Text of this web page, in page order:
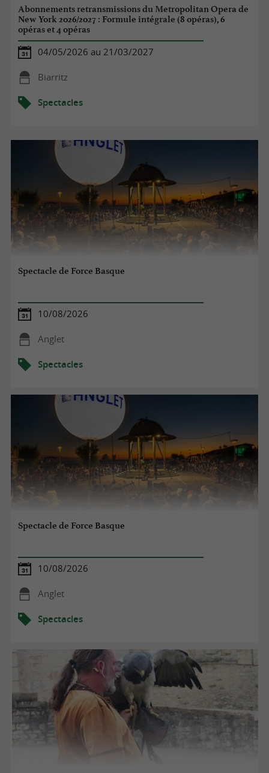
Abonnements retransmissions du Metropolitan Opera de
New York 2026/2027 : Formule intégrale (8 opéras), 6
opéras et 4 opéras
04/05/2026 au 21/03/2027
Biarritz
Spectacles
Spectacle de Force Basque
10/08/2026
Anglet
Spectacles
Spectacle de Force Basque
10/08/2026
Anglet
Spectacles